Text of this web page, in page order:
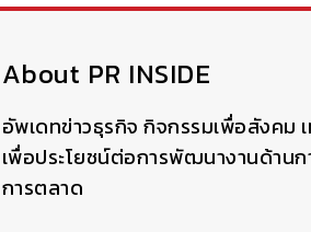
About PR INSIDE
อัพเดทข่าวธุรกิจ กิจกรรมเพื่อสังคม
เพื่อประโยชน์ต่อการพัฒนางานด้าน
การตลาด